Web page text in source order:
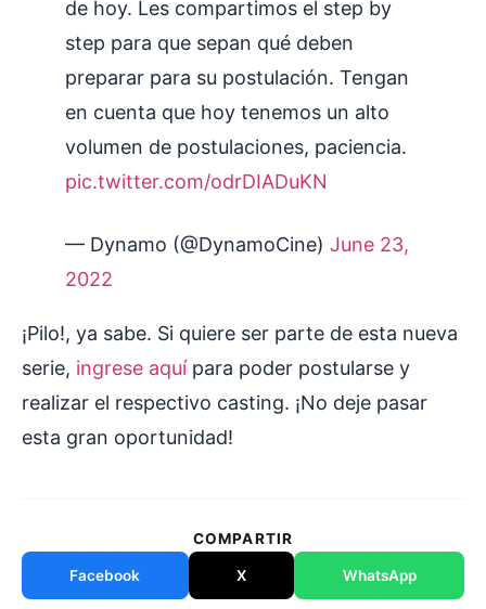
de hoy. Les compartimos el step by
step para que sepan qué deben
preparar para su postulación. Tengan
en cuenta que hoy tenemos un alto
volumen de postulaciones, paciencia.
pic.twitter.com/odrDIADuKN
— Dynamo (@DynamoCine) June 23,
2022
¡Pilo!, ya sabe. Si quiere ser parte de esta nueva
serie, ingrese aquípara poder postularse y
realizar el respectivo casting. ¡No deje pasar
esta gran oportunidad!
COMPARTIR
Facebook X WhatsApp